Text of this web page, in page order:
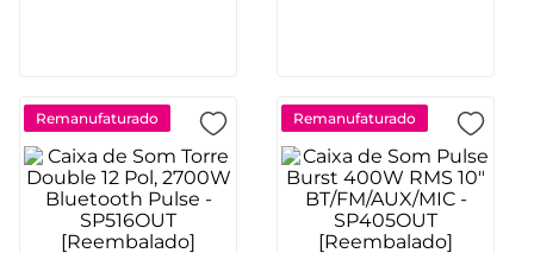
Remanufaturado Remanufaturado